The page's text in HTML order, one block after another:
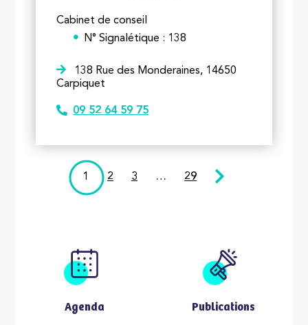
Agenda Publications
Cabinet de conseil
N° Signalétique : 138
138 Rue des Monderaines, 14650
Carpiquet
09 52 64 59 75
1 2 3 … 29